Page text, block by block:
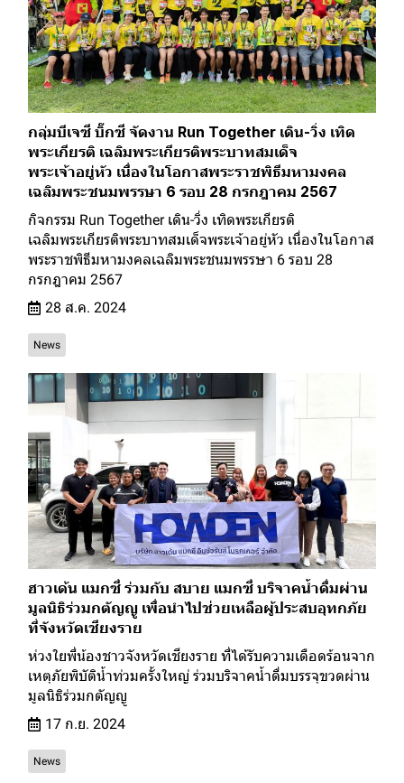
กลุ่มบีเจซี บิ๊กซี จัดงาน Run Together เดิน-วิ่ง เทิด
พระเกียรติ เฉลิมพระเกียรติพระบาทสมเด็จ
พระเจ้าอยู่หัว เนื่องในโอกาสพระราชพิธีมหามงคล
เฉลิมพระชนมพรรษา 6 รอบ 28 กรกฎาคม 2567
กิจกรรม Run Together เดิน-วิ่ง เทิดพระเกียรติ
เฉลิมพระเกียรติพระบาทสมเด็จพระเจ้าอยู่หัว เนื่องในโอกาส
พระราชพิธีมหามงคลเฉลิมพระชนมพรรษา 6 รอบ 28
กรกฎาคม 2567
28 ส.ค. 2024
News
ฮาวเด้น แมกซี่ ร่วมกับ สบาย แมกซี่ บริจาคน้ำดื่มผ่าน
มูลนิธิร่วมกตัญญู เพื่อนำไปช่วยเหลือผู้ประสบอุทกภัย
ที่จังหวัดเชียงราย
ห่วงใยพี่น้องชาวจังหวัดเชียงราย ที่ได้รับความเดือดร้อนจาก
เหตุภัยพิบัติน้ำท่วมครั้งใหญ่ ร่วมบริจาคน้ำดื่มบรรจุขวดผ่าน
มูลนิธิร่วมกตัญญู
17 ก.ย. 2024
News